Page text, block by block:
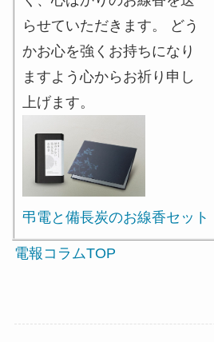
らせていただきます。 どう
かお心を強くお持ちになり
ますよう心からお祈り申し
上げます。
弔電と備長炭のお線香セット
電報コラムTOP